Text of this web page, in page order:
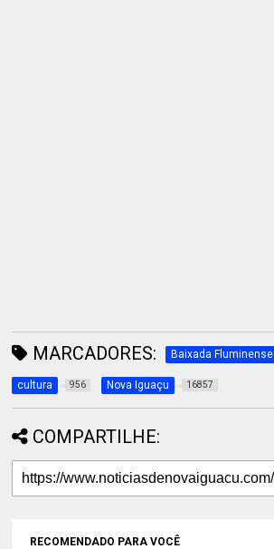
MARCADORES: Baixada Fluminense
cultura 956 Nova Iguaçu 16857
COMPARTILHE:
RECOMENDADO PARA VOCÊ